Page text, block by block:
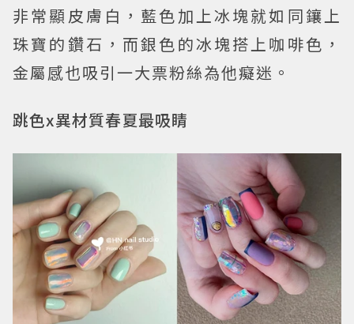
非常顯皮膚白，藍色加上冰塊就如同鑲上
珠寶的鑽石，而銀色的冰塊搭上咖啡色，
金屬感也吸引一大票粉絲為他癡迷。
跳色x異材質春夏最吸睛